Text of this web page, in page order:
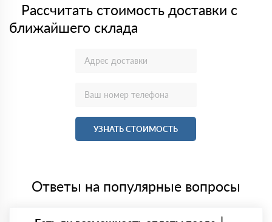
Рассчитать стоимость доставки с
ближайшего склада
УЗНАТЬ СТОИМОСТЬ
Ответы на популярные вопросы